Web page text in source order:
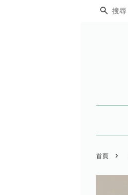
搜尋
首頁 ›